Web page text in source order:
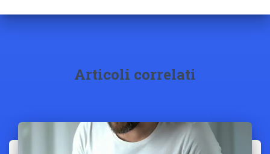
Articoli correlati